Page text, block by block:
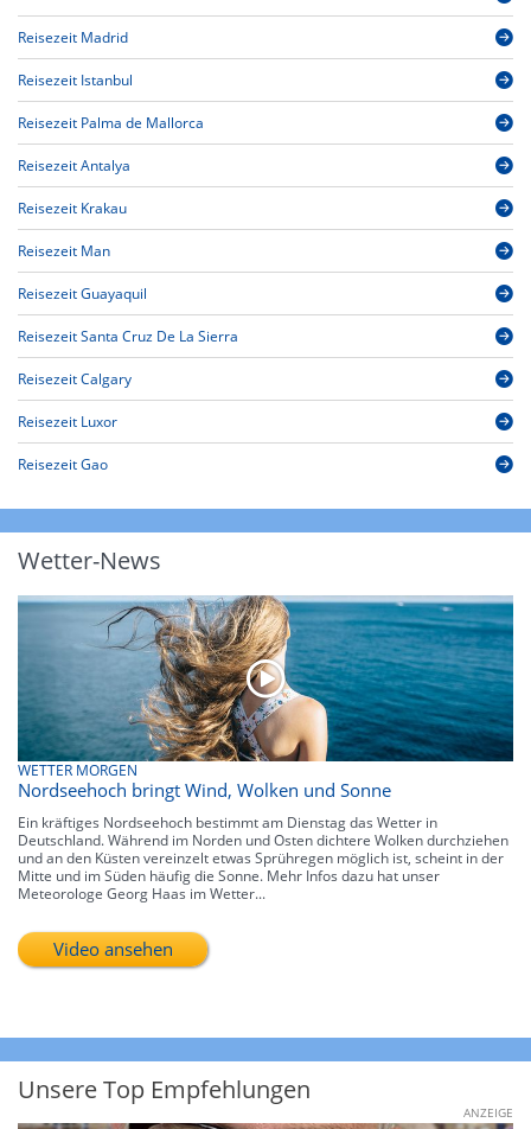
Reisezeit Madrid
Reisezeit Istanbul
Reisezeit Palma de Mallorca
Reisezeit Antalya
Reisezeit Krakau
Reisezeit Man
Reisezeit Guayaquil
Reisezeit Santa Cruz De La Sierra
Reisezeit Calgary
Reisezeit Luxor
Reisezeit Gao
Wetter-News
WETTER MORGEN
Nordseehoch bringt Wind, Wolken und Sonne
Ein kräftiges Nordseehoch bestimmt am Dienstag das Wetter in
Deutschland. Während im Norden und Osten dichtere Wolken durchziehen
und an den Küsten vereinzelt etwas Sprühregen möglich ist, scheint in der
Mitte und im Süden häufig die Sonne. Mehr Infos dazu hat unser
Meteorologe Georg Haas im Wetter...
Video ansehen
Unsere Top Empfehlungen
ANZEIGE